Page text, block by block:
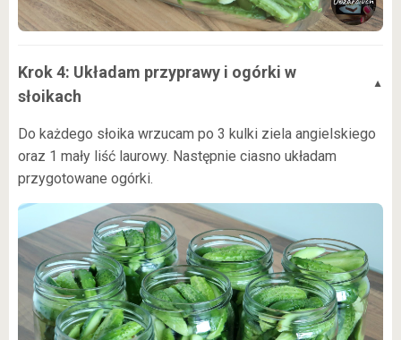
Krok 4: Układam przyprawy i ogórki w
słoikach
Do każdego słoika wrzucam po 3 kulki ziela angielskiego
oraz 1 mały liść laurowy. Następnie ciasno układam
przygotowane ogórki.